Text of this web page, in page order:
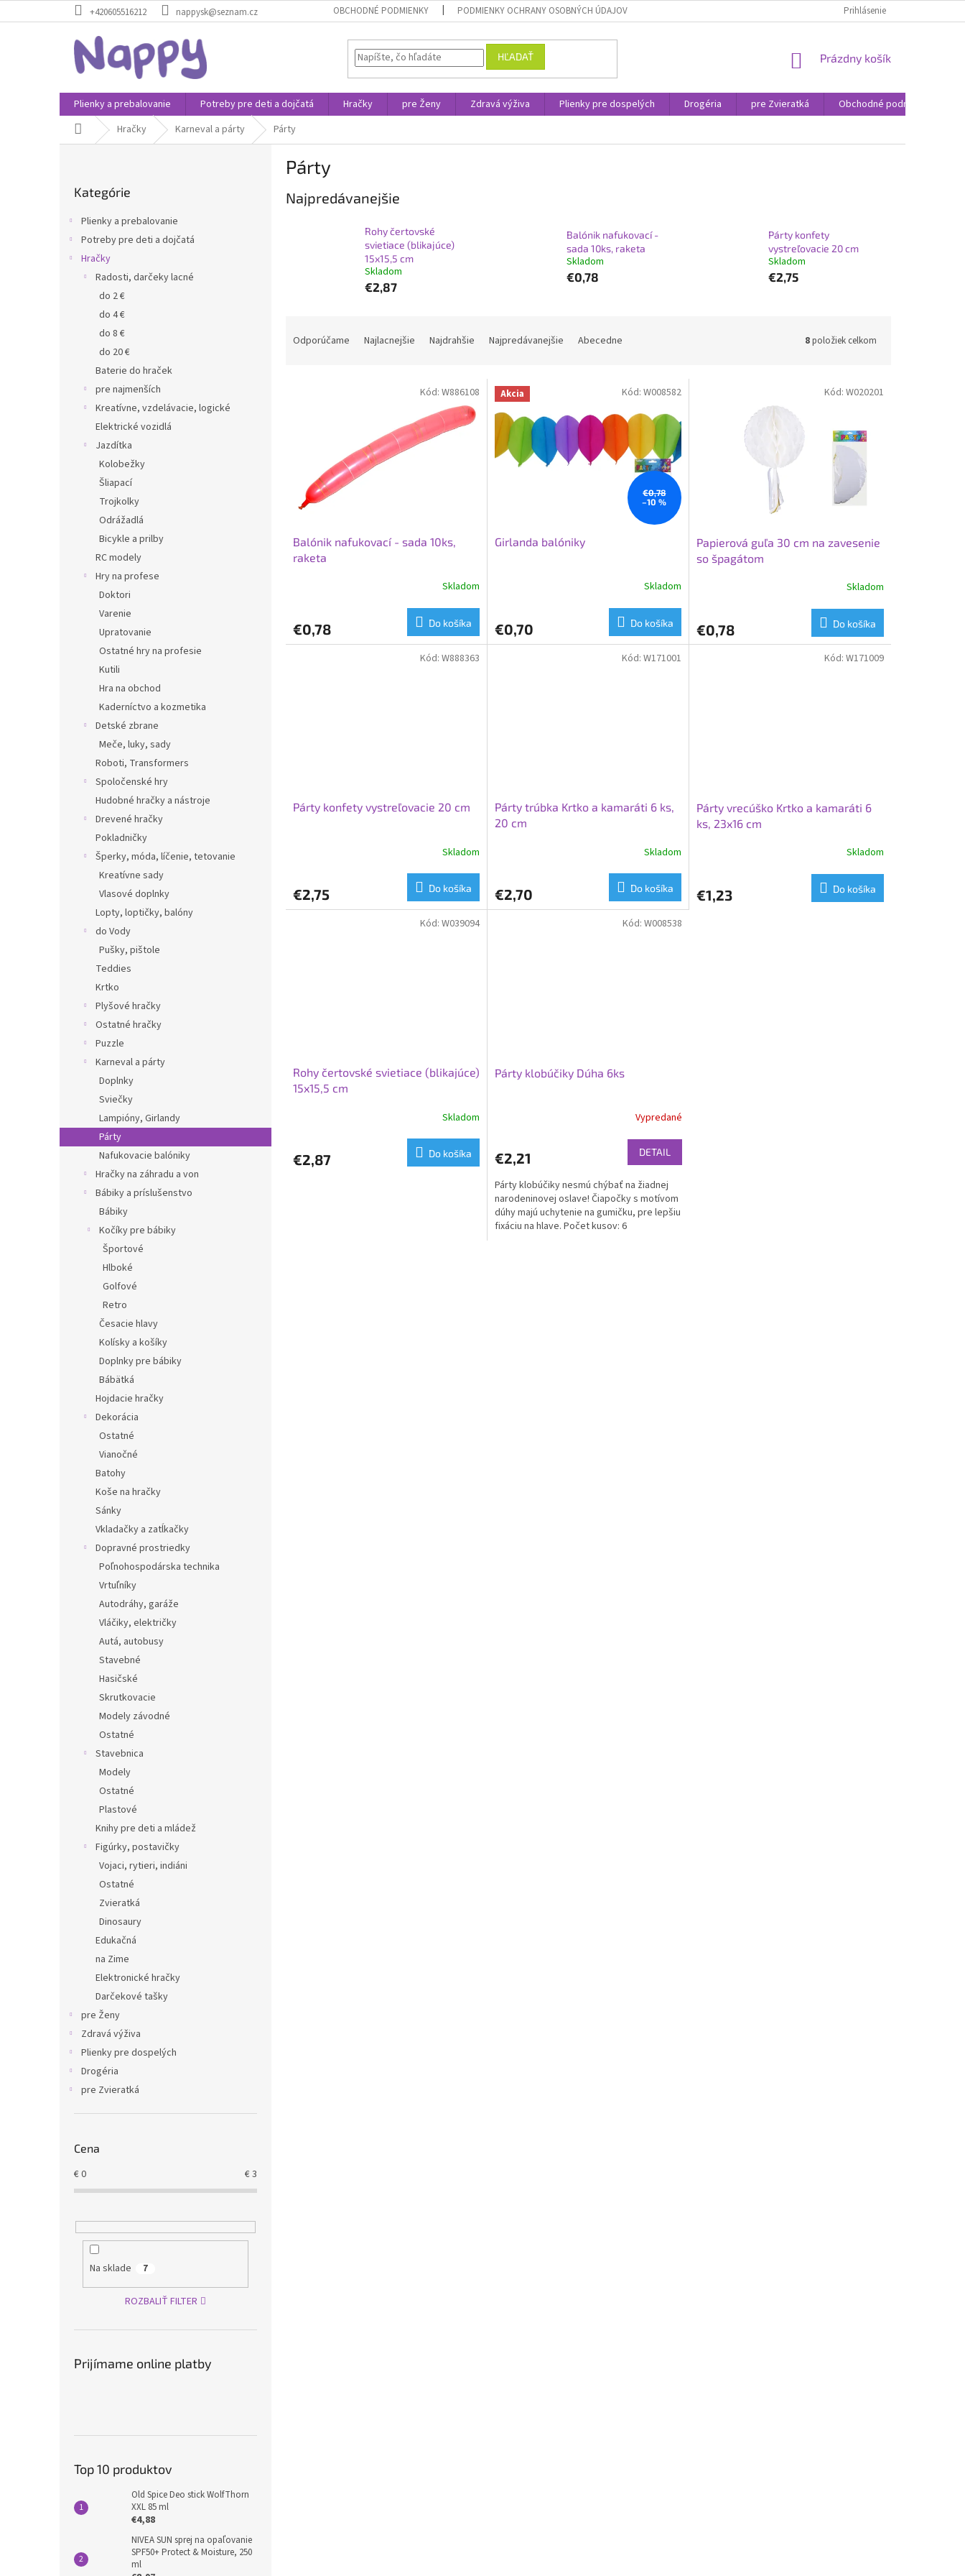
na
+420605516212 nappysk@seznam.cz OBCHODNÉ PODMIENKY PODMIENKY OCHRANY OSOBNÝCH ÚDAJOV Prihlásenie
HĽADAŤ
NÁKUPNÝ
Prázdny košík
Plienky a prebalovanie Potreby pre deti a dojčatá Hračky pre Ženy Zdravá výživa Plienky pre dospelých Drogéria pre Zvieratká Obchodné podmienky
DomovHračky Karneval a párty Párty
kategórie
Kategórie
Plienky a prebalovanie
Potreby pre deti a dojčatá
Hračky
Radosti, darčeky lacné
do 2 €
do 4 €
do 8 €
do 20 €
Baterie do hraček
pre najmenších
Kreatívne, vzdelávacie, logické
Elektrické vozidlá
Jazdítka
Kolobežky
Šliapací
Trojkolky
Odrážadlá
Bicykle a prilby
RC modely
Hry na profese
Doktori
Varenie
Upratovanie
Ostatné hry na profesie
Kutili
Hra na obchod
Kaderníctvo a kozmetika
Detské zbrane
Meče, luky, sady
Roboti, Transformers
Spoločenské hry
Hudobné hračky a nástroje
Drevené hračky
Pokladničky
Šperky, móda, líčenie, tetovanie
Kreatívne sady
Vlasové doplnky
Lopty, loptičky, balóny
do Vody
Pušky, pištole
Teddies
Krtko
Plyšové hračky
Ostatné hračky
Puzzle
Karneval a párty
Doplnky
Sviečky
Lampióny, Girlandy
Párty
Nafukovacie balóniky
Hračky na záhradu a von
Bábiky a príslušenstvo
Bábiky
Kočíky pre bábiky
Športové
Hlboké
Golfové
Retro
Česacie hlavy
Kolísky a košíky
Doplnky pre bábiky
Bábätká
Hojdacie hračky
Dekorácia
Ostatné
Vianočné
Batohy
Koše na hračky
Sánky
Vkladačky a zatĺkačky
Dopravné prostriedky
Poľnohospodárska technika
Vrtuľníky
Autodráhy, garáže
Vláčiky, električky
Autá, autobusy
Stavebné
Hasičské
Skrutkovacie
Modely závodné
Ostatné
Stavebnica
Modely
Ostatné
Plastové
Knihy pre deti a mládež
Figúrky, postavičky
Vojaci, rytieri, indiáni
Ostatné
Zvieratká
Dinosaury
Edukačná
na Zime
Elektronické hračky
Darčekové tašky
pre Ženy
Zdravá výživa
Plienky pre dospelých
Drogéria
pre Zvieratká
Cena
€0 €3
Na sklade 7
ROZBALIŤ FILTER
Prijímame online platby
Top 10 produktov
Old Spice Deo stick WolfThorn
XXL 85 ml
€4,88
NIVEA SUN sprej na opaľovanie
SPF50+ Protect & Moisture, 250
ml
Párty
Najpredávanejšie
Rohy čertovské
svietiace (blikajúce)
15x15,5 cm
Skladom
€2,87
Balónik nafukovací -
sada 10ks, raketa
Skladom
€0,78
Párty konfety
vystreľovacie 20 cm
Skladom
€2,75
Odporúčame Najlacnejšie Najdrahšie Najpredávanejšie Abecedne 8položiek celkom
Balónik nafukovací - sada 10ks,
raketa
Skladom
€0,78 Do košíka
Kód: W886108 Akcia
€0,78
–10 %
Girlanda balóniky
Skladom
€0,70 Do košíka
Kód: W008582
Papierová guľa 30 cm na zavesenie
so špagátom
Skladom
€0,78 Do košíka
Kód: W020201
Párty konfety vystreľovacie 20 cm
Skladom
€2,75 Do košíka
Kód: W888363
Párty trúbka Krtko a kamaráti 6 ks,
20 cm
Skladom
€2,70 Do košíka
Kód: W171001
Párty vrecúško Krtko a kamaráti 6
ks, 23x16 cm
Skladom
€1,23 Do košíka
Kód: W171009
Rohy čertovské svietiace (blikajúce)
15x15,5 cm
Skladom
€2,87 Do košíka
Kód: W039094
Párty klobúčiky Dúha 6ks
Vypredané
€2,21 DETAIL
Párty klobúčiky nesmú chýbať na žiadnej
narodeninovej oslave! Čiapočky s motívom
dúhy majú uchytenie na gumičku, pre lepšiu
fixáciu na hlave. Počet kusov: 6
Kód: W008538